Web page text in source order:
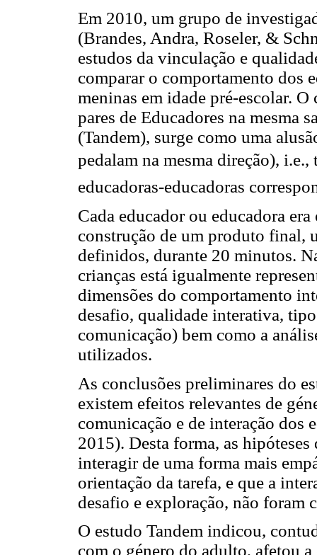
Em 2010, um grupo de
(Brandes, Andra, Roseler, &
estudos da vinculação e
comparar o comportamento dos
meninas em idade pré-escolar.
pares de Educadores na mesma
(Tandem), surge como uma
pedalam na mesma direção),
educadoras-educadoras
Cada educador ou educadora
construção de um produto final,
definidos, durante 20 minutos.
crianças está igualmente
dimensões do comportamento
desafio, qualidade interativa,
comunicação) bem como a
utilizados.
As conclusões preliminares do
existem efeitos relevantes de
comunicação e de interação dos
2015). Desta forma, as hipóteses
interagir de uma forma mais
orientação da tarefa, e que a
desafio e exploração, não foram
O estudo Tandem indicou,
com o género do adulto, afetou